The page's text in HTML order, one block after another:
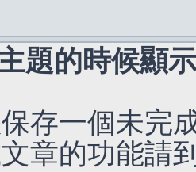
題的時候顯
存一個未完
章的功能請